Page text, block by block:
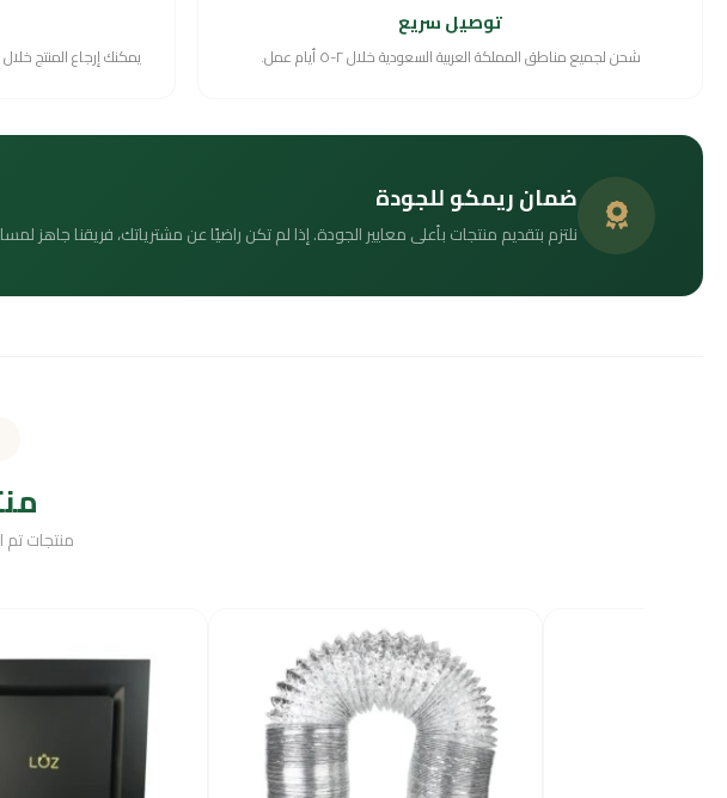
توصيل سريع
شحن لجميع مناطق المملكة العربية السعودية خلال ٢-٥ أيام عمل. يمكنك إرجاع المنتج خلال ٧ أيام من الاستلام بشرط أن يكون في حالته الأصلية.
ضمان ريمكو للجودة
نلتزم بتقديم منتجات بأعلى معايير الجودة. إذا لم تكن راضيًا عن مشترياتك، فريقنا جاهز
منتجات تم